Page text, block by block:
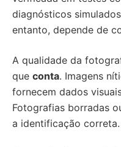
diagnósticos
entanto, depende de
A qualidade da
que conta. Imagens
fornecem dados
Fotografias borradas
a identificação correta.